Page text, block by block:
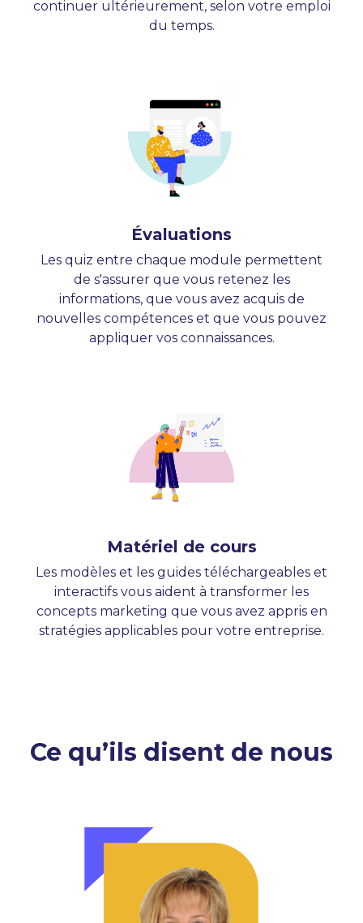
continuer ultérieurement, selon votre emploi
du temps.
Évaluations
Les quiz entre chaque module permettent
de s'assurer que vous retenez les
informations, que vous avez acquis de
nouvelles compétences et que vous pouvez
appliquer vos connaissances.
Matériel de cours
Les modèles et les guides téléchargeables et
interactifs vous aident à transformer les
concepts marketing que vous avez appris en
stratégies applicables pour votre entreprise.
Ce qu’ils disent de nous